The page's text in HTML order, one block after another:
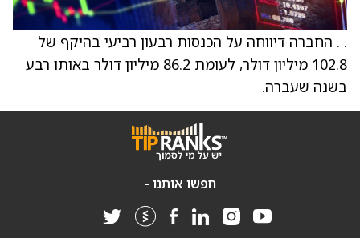
. . החברה דיווחה על הכנסות רבעון רביעי בהיקף של
102.8 מיליון דולר, לעומת 86.2 מיליון דולר באותו רבע
בשנה שעברה.
חפשו אותנו -